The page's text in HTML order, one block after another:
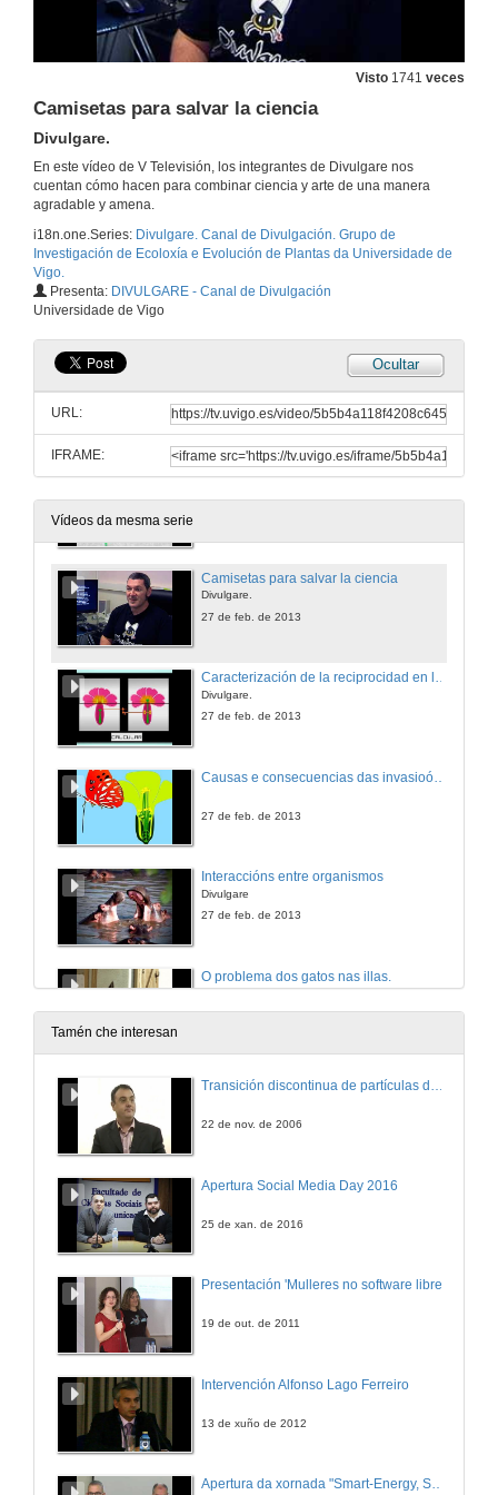
Visto 1741 veces
Camisetas para salvar la ciencia
Divulgare.
En este vídeo de V Televisión, los integrantes de Divulgare nos
cuentan cómo hacen para combinar ciencia y arte de una manera
agradable y amena.
i18n.one.Series: Divulgare. Canal de Divulgación. Grupo de
Investigación de Ecoloxía e Evolución de Plantas da Universidade de
Vigo.
Presenta: DIVULGARE - Canal de Divulgación
Universidade de Vigo
Ocultar
URL:
IFRAME:
Vídeos da mesma serie
22 de abr. de 2016
A saude dos nosos océanos
27 de feb. de 2013
Plan CAMGAL, ejercicios de entrenamiento
27 de feb. de 2013
Ecología y evolución de polimorfismos florales
Camisetas para salvar la ciencia
Divulgare.
27 de feb. de 2013
Caracterización de la reciprocidad en las plantas heterostilas
Divulgare.
27 de feb. de 2013
27 de feb. de 2013
Interaccións entre organismos
Divulgare
27 de feb. de 2013
O problema dos gatos nas illas.
Divulgare.
27 de feb. de 2013
Selección direccional.
Divulgare.
Divulgare.
Divulgare.
Divulgare.
Divulgare.
Tamén che interesan
Transición discontinua de partículas de microgel termosensible
22 de nov. de 2006
Apertura Social Media Day 2016
25 de xan. de 2016
Presentación 'Mulleres no software libre'
19 de out. de 2011
Intervención Alfonso Lago Ferreiro
13 de xuño de 2012
Apertura da xornada "Smart-Energy, Smart-City"